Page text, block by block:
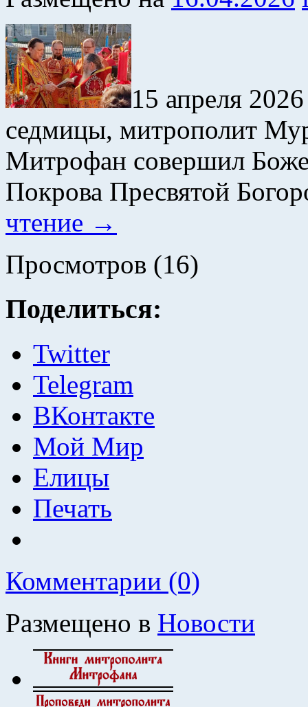
15 апреля
седмицы, митрополит
Митрофан совершил
Покрова Пресвятой
чтение →
Просмотров (16)
Поделиться:
Twitter
Telegram
ВКонтакте
Мой Мир
Елицы
Печать
Комментарии (0)
Размещено в Новости